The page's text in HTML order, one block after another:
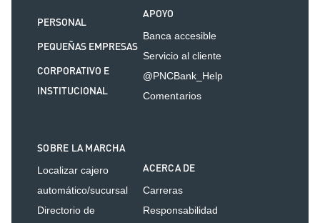
PERSONAL
PEQUEÑAS EMPRESAS
CORPORATIVO E
INSTITUCIONAL
APOYO
Banca accesible
Servicio al cliente
@PNCBank_Help
Comentarios
SOBRE LA MARCHA
Localizar cajero
automático/sucursal
Directorio de
ACERCA DE
Carreras
Responsabilidad